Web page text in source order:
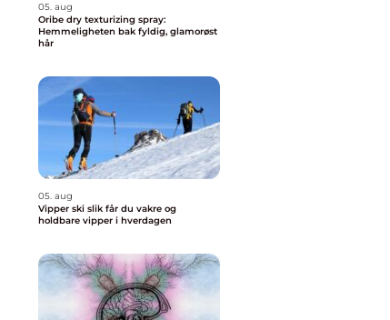
05. aug
Oribe dry texturizing spray:
Hemmeligheten bak fyldig, glamorøst
hår
05. aug
Vipper ski slik får du vakre og
holdbare vipper i hverdagen